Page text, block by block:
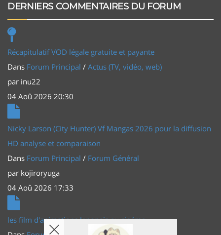
DERNIERS COMMENTAIRES DU FORUM
Récapitulatif VOD légale gratuite et payante
Dans Forum Principal / Actus (TV, vidéo, web)
par inu22
04 Aoû 2026 20:30
Nicky Larson (City Hunter) Vf Mangas 2026 pour la diffusion
HD analyse et comparaison
Dans Forum Principal / Forum Général
par kojiroryuga
04 Aoû 2026 17:33
les film d'animations Japonais au cinéma